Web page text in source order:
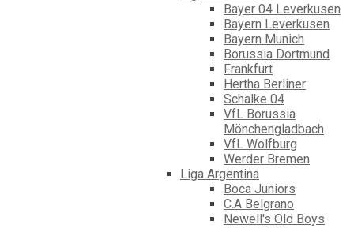
Bayer 04 Leverkusen
Bayern Leverkusen
Bayern Munich
Borussia Dortmund
Frankfurt
Hertha Berliner
Schalke 04
VfL Borussia
Mönchengladbach
VfL Wolfburg
Werder Bremen
Liga Argentina
Boca Juniors
C.A Belgrano
Newell's Old Boys